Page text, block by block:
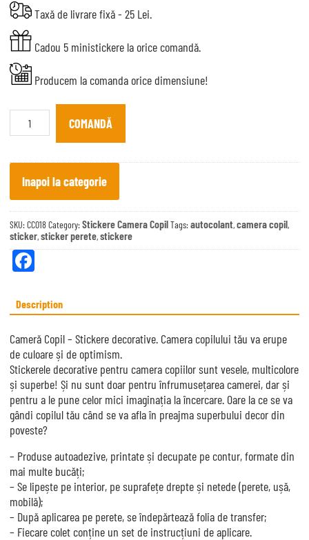
Taxă de livrare fixă - 25 Lei.
Cadou 5 ministickere la orice comandă.
Producem la comanda orice dimensiune!
Stickere
decorative
Cameră
COMANDĂ
Inapoi la categorie
SKU:CC018Category:Stickere Camera CopilTags:autocolant,camera copil,
sticker,sticker perete,stickere
Fa
bo
Description
Cameră Copil – Stickere decorative. Camera copilului tău va erupe
de culoare și de optimism.
Stickerele decorative pentru camera copiilor sunt vesele, multicolore
și superbe! Și nu sunt doar pentru înfrumusețarea camerei, dar și
pentru a le pune celor mici imaginația la încercare. Oare la ce se va
gândi copilul tău când se va afla în preajma superbului decor din
poveste?
– Produse autoadezive, printate și decupate pe contur, formate din
mai multe bucăți;
– Se lipește pe interior, pe suprafețe drepte și netede (perete, ușă,
mobilă);
– După aplicarea pe perete, se îndepărtează folia de transfer;
– Fiecare colet conține un set de instrucțiuni de aplicare.